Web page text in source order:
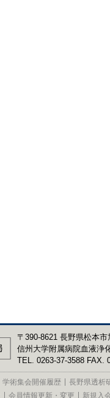
〒390-8621 長野県松本市
信州大学附属病院血液浄
TEL. 0263-37-3588 FAX.
学術集会開催履歴 長野県透析
会員情報更新・変更 新規入